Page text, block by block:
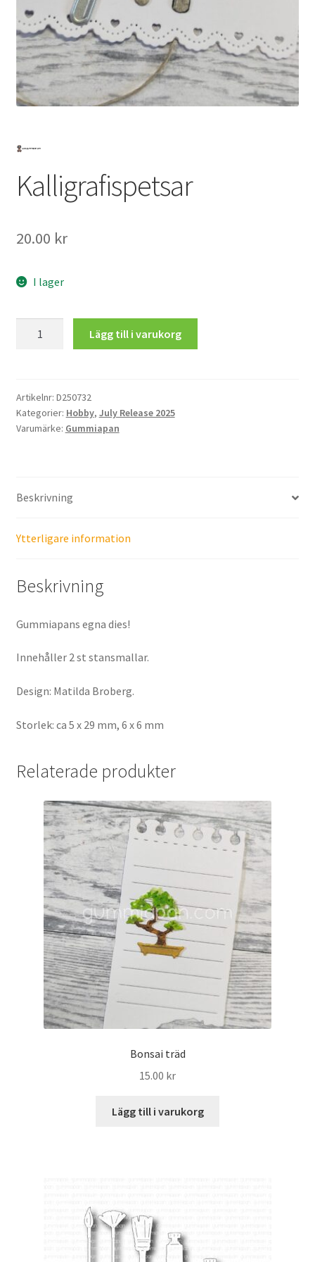
Mitt konto
Kalligrafispetsar
20.00 kr
I lager
Lägg till i varukorg
Artikelnr: D250732
Kategorier: Hobby, July Release 2025
Varumärke: Gummiapan
Beskrivning
Ytterligare information
Beskrivning
Gummiapans egna dies!
Innehåller 2 st stansmallar.
Design: Matilda Broberg.
Storlek: ca 5 x 29 mm, 6 x 6 mm
Relaterade produkter
Bonsai träd
15.00 kr
Lägg till i varukorg